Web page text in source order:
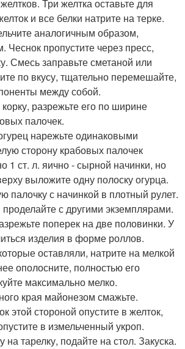
Три желтка оставьте для
и все белки натрите на терке.
аналогичным образом,
Чеснок пропустите через пресс,
Смесь заправьте сметаной или
по вкусу, тщательно перемешайте,
между собой.
разрежьте его по ширине
палочек.
нарежьте одинаковыми
сторону крабовых палочек
1 ст. л. яично - сырной начинки, но
выложите одну полоску огурца.
палочку с начинкой в плотный рулет.
с другими экземплярами.
поперек на две половинки. У
изделия в форме роллов.
оставляли, натрите на мелкой
ополосните, полностью его
максимально мелко.
края майонезом смажьте.
этой стороной опустите в желток,
в измельченный укроп.
на тарелку, подайте на стол. Закуска.